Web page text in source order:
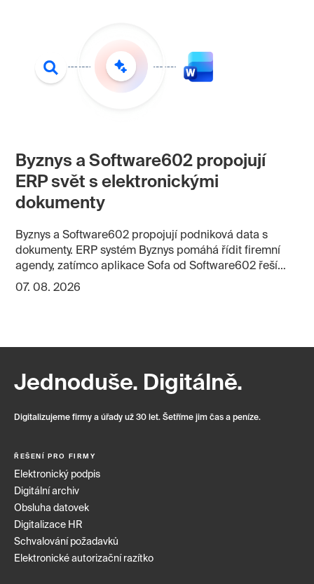
časové razítko, převést do PDF nebo připravit
podepsané PDF/A přímo z prostředí, ve kterém
dokument vzniká.
Byznys a Software602 propojují
ERP svět s elektronickými
dokumenty
Byznys a Software602 propojují podniková data s
dokumenty. ERP systém Byznys pomáhá řídit firemní
agendy, zatímco aplikace Sofa od Software602 řeší
elektronické podpisy, schvalování, datové schránky a
07. 08. 2026
Jednoduše. Digitálně.
Digitalizujeme firmy a úřady už 30 let. Šetříme jim čas a peníze.
ŘEŠENÍ PRO FIRMY
Elektronický podpis
Digitální archiv
Obsluha datovek
Digitalizace HR
Schvalování požadavků
Elektronické autorizační razítko